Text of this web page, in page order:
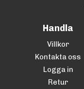
Handla
Villkor
Kontakta oss
Logga in
Retur